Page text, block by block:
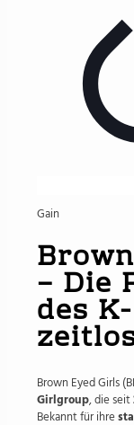
Gain
– Die
des
Brown Eyed Girls
Girlgroup, die seit
Bekannt für ihre